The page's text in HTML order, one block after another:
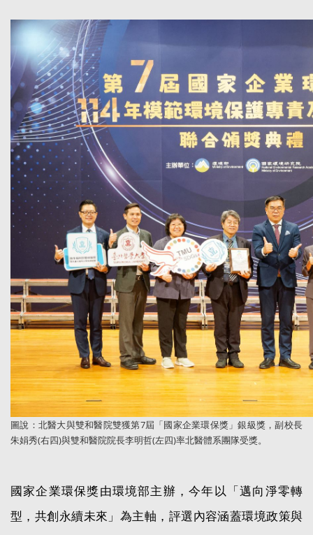
圖說：北醫大與雙和醫院雙獲第7屆「國家企業環保獎」銀級獎，副校長
朱娟秀(右四)與雙和醫院院長李明哲(左四)率北醫體系團隊受獎。
國家企業環保獎由環境部主辦，今年以「邁向淨零轉
型，共創永續未來」為主軸，評選內容涵蓋環境政策與